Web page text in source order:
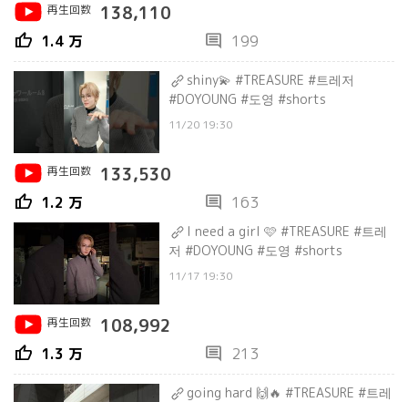
再生回数 138,110
thumb_up 1.4 万 comment 199
shiny💫 #TREASURE #트레저
#DOYOUNG #도영 #shorts
11/20 19:30
再生回数 133,530
thumb_up 1.2 万 comment 163
I need a girl 🩷 #TREASURE #트레
저 #DOYOUNG #도영 #shorts
11/17 19:30
再生回数 108,992
thumb_up 1.3 万 comment 213
going hard 🙌🔥 #TREASURE #트레